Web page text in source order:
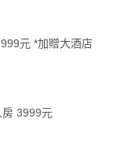
元 *加贈大酒店
3999元